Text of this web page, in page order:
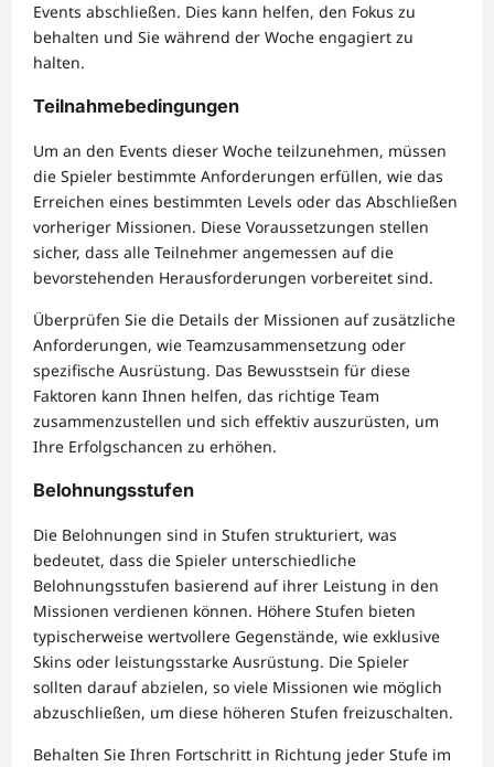
Events abschließen. Dies kann helfen, den Fokus zu
behalten und Sie während der Woche engagiert zu
halten.
Teilnahmebedingungen
Um an den Events dieser Woche teilzunehmen, müssen
die Spieler bestimmte Anforderungen erfüllen, wie das
Erreichen eines bestimmten Levels oder das Abschließen
vorheriger Missionen. Diese Voraussetzungen stellen
sicher, dass alle Teilnehmer angemessen auf die
bevorstehenden Herausforderungen vorbereitet sind.
Überprüfen Sie die Details der Missionen auf zusätzliche
Anforderungen, wie Teamzusammensetzung oder
spezifische Ausrüstung. Das Bewusstsein für diese
Faktoren kann Ihnen helfen, das richtige Team
zusammenzustellen und sich effektiv auszurüsten, um
Ihre Erfolgschancen zu erhöhen.
Belohnungsstufen
Die Belohnungen sind in Stufen strukturiert, was
bedeutet, dass die Spieler unterschiedliche
Belohnungsstufen basierend auf ihrer Leistung in den
Missionen verdienen können. Höhere Stufen bieten
typischerweise wertvollere Gegenstände, wie exklusive
Skins oder leistungsstarke Ausrüstung. Die Spieler
sollten darauf abzielen, so viele Missionen wie möglich
abzuschließen, um diese höheren Stufen freizuschalten.
Behalten Sie Ihren Fortschritt in Richtung jeder Stufe im